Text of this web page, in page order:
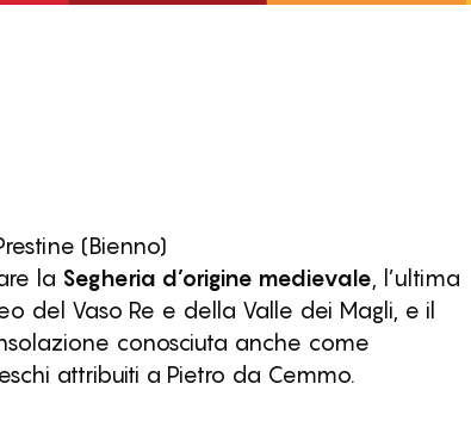
(Bienno)
la Segheria d’origine medievale , l’ultima
del Vaso Re e della Valle dei Magli, e il
conosciuta anche come
attribuiti a Pietro da Cemmo.